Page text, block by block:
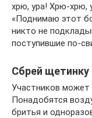
хрю, ура! Хрю-хрю,
«Поднимаю этот
никто не
поступившие по-
Сбрей щетинку
Участников может
Понадобятся
бритья и